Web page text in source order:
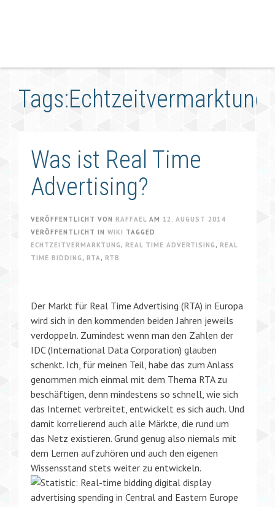
Tags:Echtzeitvermarktung
Was ist Real Time
Advertising?
VERÖFFENTLICHT VON RAFFAEL AM 12. AUGUST 2014
VERÖFFENTLICHT IN WIKI TAGGED
ECHTZEITVERMARKTUNG , REAL TIME ADVERTISING , REAL
TIME BIDDING , RTA, RTB
Der Markt für Real Time Advertising (RTA) in Europa
wird sich in den kommenden beiden Jahren jeweils
verdoppeln. Zumindest wenn man den Zahlen der
IDC (International Data Corporation) glauben
schenkt. Ich, für meinen Teil, habe das zum Anlass
genommen mich einmal mit dem Thema RTA zu
beschäftigen, denn mindestens so schnell, wie sich
das Internet verbreitet, entwickelt es sich auch. Und
damit korrelierend auch alle Märkte, die rund um
das Netz existieren. Grund genug also niemals mit
dem Lernen aufzuhören und auch den eigenen
Wissensstand stets weiter zu entwickeln.